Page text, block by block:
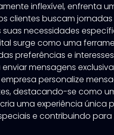
inflexível, enfrenta
clientes buscam jornadas
necessidades
surge como uma
preferências e interesses
mensagens
personalize
destacando-se como
uma experiência única
e contribuindo para